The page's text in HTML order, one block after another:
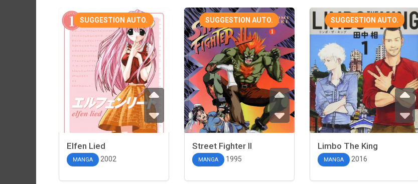
SUGGESTION AUTO.
Elfen Lied
MANGA 2002
SUGGESTION AUTO.
Street Fighter II
MANGA 1995
SUGGESTION AUTO.
Limbo The King
MANGA 2016